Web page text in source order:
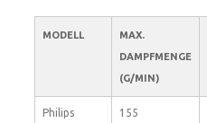
MODELL
MAX.
DAMPFMENGE
(G/MIN)
Philips
155